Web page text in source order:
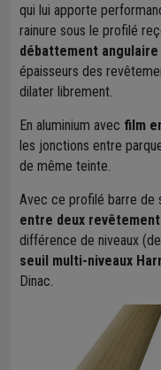
qui lui apporte
rainure sous le profilé
débattement angulaire
épaisseurs des
dilater librement.
En aluminium avec film
les jonctions entre
de même teinte.
Avec ce profilé barre de
entre deux
différence de niveaux
seuil multi-niveaux
Dinac.